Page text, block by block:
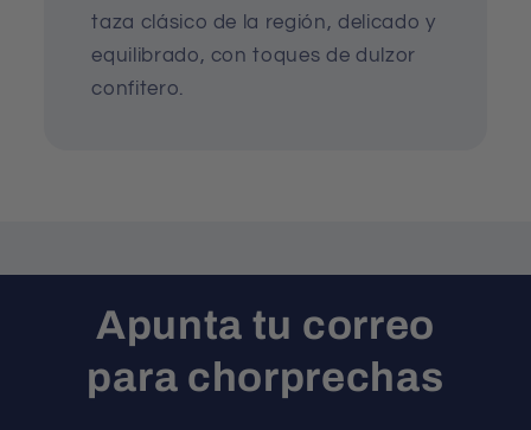
taza clásico de la región, delicado y
equilibrado, con toques de dulzor
confitero.
Apunta tu correo
para chorprechas